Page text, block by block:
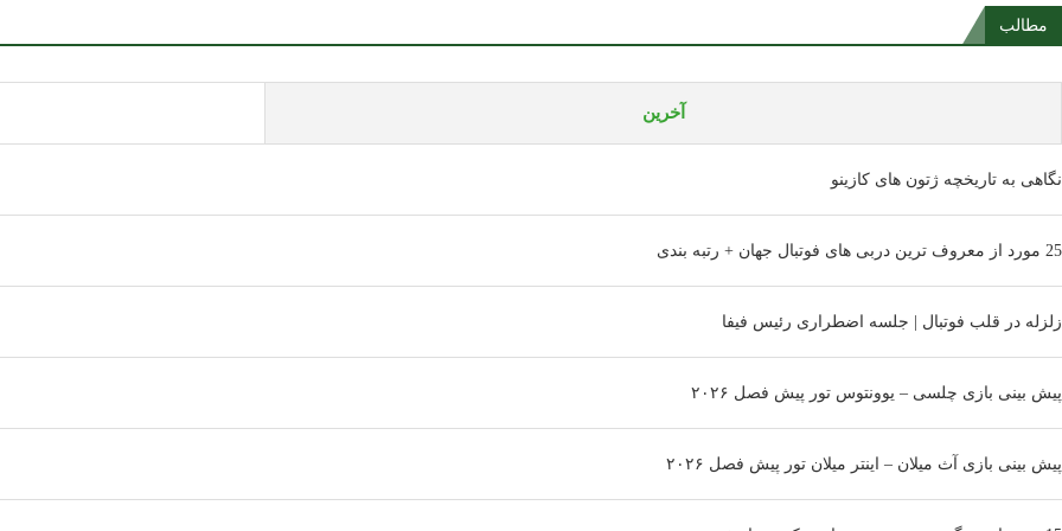
مطالب
آخرین
نگاهی به تاریخچه ژتون های کازینو
25 مورد از معروف ترین دربی های فوتبال جهان + رتبه بندی
زلزله در قلب فوتبال | جلسه اضطراری رئیس فیفا
پیش بینی بازی چلسی – یوونتوس تور پیش فصل ۲۰۲۶
پیش بینی بازی آث میلان – اینتر میلان تور پیش فصل ۲۰۲۶